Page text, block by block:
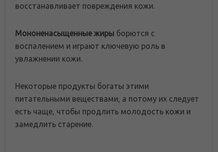
восстанавливает повреждения кожи.
Мононенасыщенные жиры борются с
воспалением и играют ключевую роль в
увлажнении кожи.
Некоторые продукты богаты этими
питательными веществами, а потому их следует
есть чаще, чтобы продлить молодость кожи и
замедлить старение.